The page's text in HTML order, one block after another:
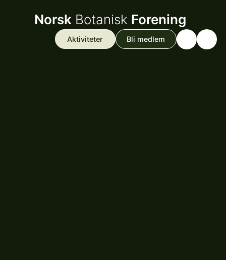
Norsk Botanisk Forening
Aktiviteter Bli medlem Search